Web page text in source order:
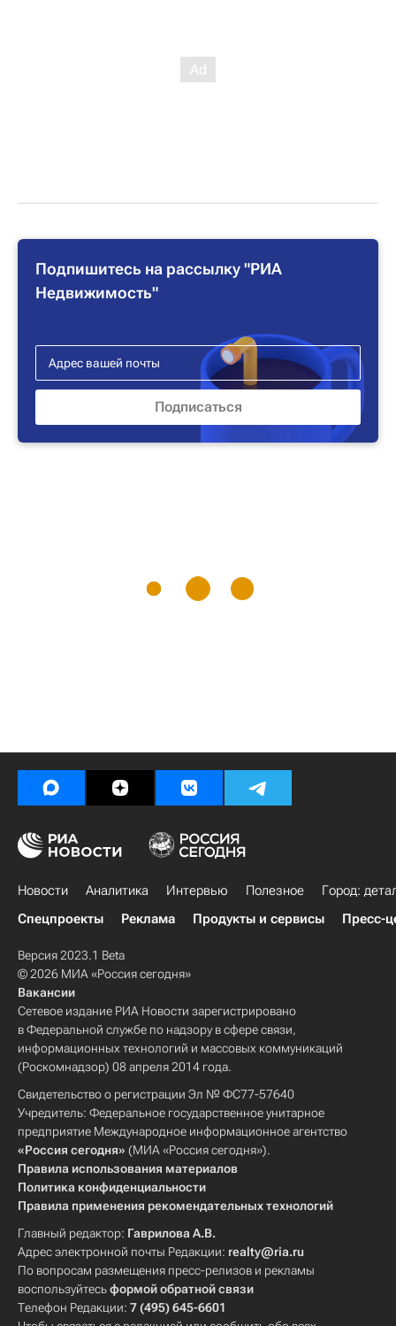
Подпишитесь на рассылку "РИА
Недвижимость"
Новости Аналитика Интервью Полезное
Город:
Спецпроекты
Реклама Продукты и сервисы Пресс-
Версия 2023.1 Beta
© 2026 МИА «Россия сегодня»
Вакансии
Сетевое издание РИА Новости зарегистрировано
в Федеральной службе по надзору в сфере связи,
информационных технологий и массовых коммуникаций
(Роскомнадзор) 08 апреля 2014 года.
Свидетельство о регистрации Эл № ФС77-57640
Учредитель: Федеральное государственное унитарное
предприятие Международное информационное агентство
«Россия сегодня» (МИА «Россия сегодня»).
Правила использования материалов
Политика конфиденциальности
Правила применения рекомендательных технологий
Главный редактор: Гаврилова А.В.
Адрес электронной почты Редакции: realty@ria.ru
По вопросам размещения пресс-релизов и рекламы
воспользуйтесьформой обратной связи
Телефон Редакции: 7 (495) 645-6601